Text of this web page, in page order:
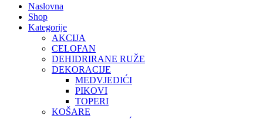
Naslovna
Shop
Kategorije
AKCIJA
CELOFAN
DEHIDRIRANE RUŽE
DEKORACIJE
MEDVJEDIĆI
PIKOVI
TOPERI
KOŠARE